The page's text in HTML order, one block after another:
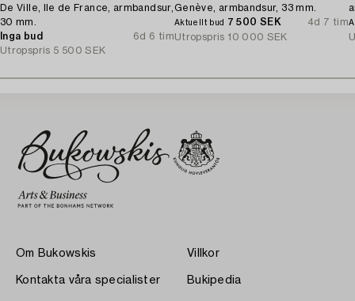
De Ville, Ile de France, armbandsur,
30 mm.
Inga bud
6d 6 tim
Utropspris 5 500 SEK
Genève, armbandsur, 33 mm.
Aktuellt bud 7 500 SEK
4d 7 tim
Utropspris 10 000 SEK
Om Bukowskis
Kontakta våra specialister
Villkor
Bukipedia